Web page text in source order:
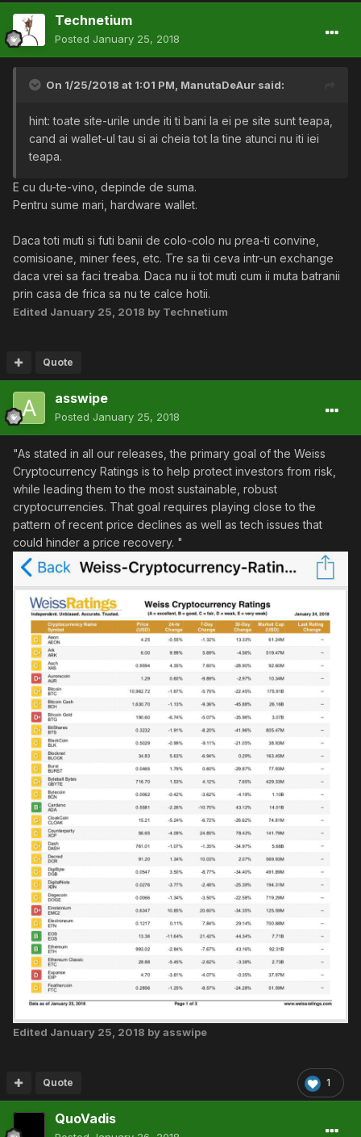
Technetium
Posted January 25, 2018
On 1/25/2018 at 1:01 PM, ManutaDeAur said:
hint: toate site-urile unde iti ti bani la ei pe site sunt teapa,
cand ai wallet-ul tau si ai cheia tot la tine atunci nu iti iei
teapa.
E cu du-te-vino, depinde de suma.
Pentru sume mari, hardware wallet.
Daca toti muti si futi banii de colo-colo nu prea-ti convine,
comisioane, miner fees, etc. Tre sa tii ceva intr-un exchange
daca vrei sa faci treaba. Daca nu ii tot muti cum ii muta batranii
prin casa de frica sa nu te calce hotii.
Edited January 25, 2018 by Technetium
Quote
asswipe
Posted January 25, 2018
"As stated in all our releases, the primary goal of the Weiss
Cryptocurrency Ratings is to help protect investors from risk,
while leading them to the most sustainable, robust
cryptocurrencies. That goal requires playing close to the
pattern of recent price declines as well as tech issues that
could hinder a price recovery. "
Edited January 25, 2018 by asswipe
1
Quote
QuoVadis